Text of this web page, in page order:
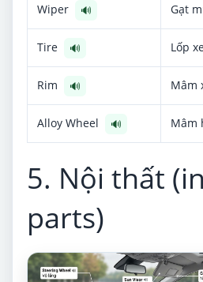
Wiper 🔊 Gạt
Tire 🔊 Lốp
Rim 🔊 Mâm
Alloy Wheel 🔊 Mâm
5. Nội thất
parts)